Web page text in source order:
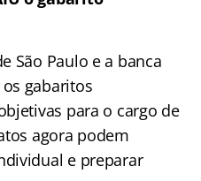
São Paulo e a banca
gabaritos
para o cargo de
agora podem
e preparar